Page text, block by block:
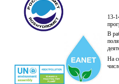
13-
В
На